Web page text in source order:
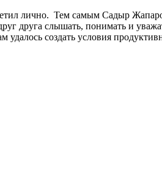
лично. Тем самым Садыр
друга слышать, понимать и
создать условия